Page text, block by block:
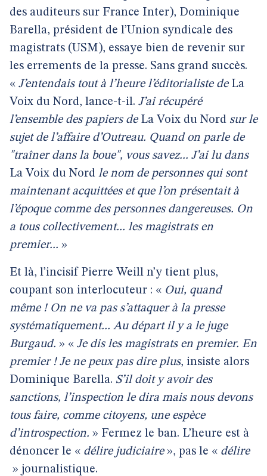
des auditeurs sur France Inter), Dominique
Barella, président de l’Union syndicale des
magistrats (USM), essaye bien de revenir sur
les errements de la presse. Sans grand succès.
« J’entendais tout à l’heure l’éditorialiste deLa
Voix du Nord, lance-t-il. J’ai récupéré
l’ensemble des papiers deLa Voix du Nord sur le
sujet de l’affaire d’Outreau. Quand on parle de
"traîner dans la boue", vous savez... J’ai lu dans
La Voix du Nord le nom de personnes qui sont
maintenant acquittées et que l’on présentait à
l’époque comme des personnes dangereuses. On
a tous collectivement... les magistrats en
premier... »
Et là, l’incisif Pierre Weill n’y tient plus,
coupant son interlocuteur : « Oui, quand
même ! On ne va pas s’attaquer à la presse
systématiquement... Au départ il y a le juge
Burgaud. » « Je dis les magistrats en premier. En
premier ! Je ne peux pas dire plus, insiste alors
Dominique Barella. S’il doit y avoir des
sanctions, l’inspection le dira mais nous devons
tous faire, comme citoyens, une espèce
d’introspection. » Fermez le ban. L’heure est à
dénoncer le « délire judiciaire», pas le « délire
» journalistique.